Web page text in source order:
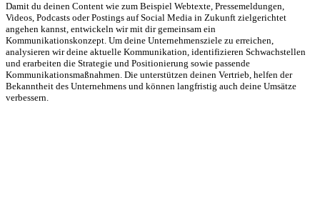
Damit du deinen Content wie zum Beispiel Webtexte, Pressemeldungen,
Videos, Podcasts oder Postings auf Social Media in Zukunft zielgerichtet
angehen kannst, entwickeln wir mit dir gemeinsam ein
Kommunikationskonzept. Um deine Unternehmensziele zu erreichen,
analysieren wir deine aktuelle Kommunikation, identifizieren Schwachstellen
und erarbeiten die Strategie und Positionierung sowie passende
Kommunikationsmaßnahmen. Die unterstützen deinen Vertrieb, helfen der
Bekanntheit des Unternehmens und können langfristig auch deine Umsätze
verbessern.